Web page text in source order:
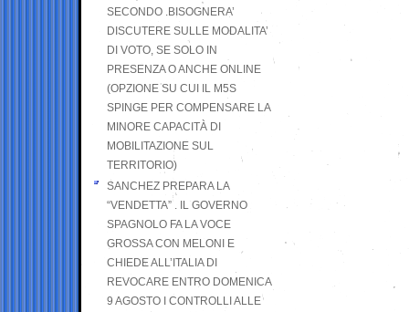
SECONDO .BISOGNERA’
DISCUTERE SULLE MODALITA’
DI VOTO, SE SOLO IN
PRESENZA O ANCHE ONLINE
(OPZIONE SU CUI IL M5S
SPINGE PER COMPENSARE LA
MINORE CAPACITÀ DI
MOBILITAZIONE SUL
TERRITORIO)
SANCHEZ PREPARA LA
“VENDETTA” . IL GOVERNO
SPAGNOLO FA LA VOCE
GROSSA CON MELONI E
CHIEDE ALL’ITALIA DI
REVOCARE ENTRO DOMENICA
9 AGOSTO I CONTROLLI ALLE